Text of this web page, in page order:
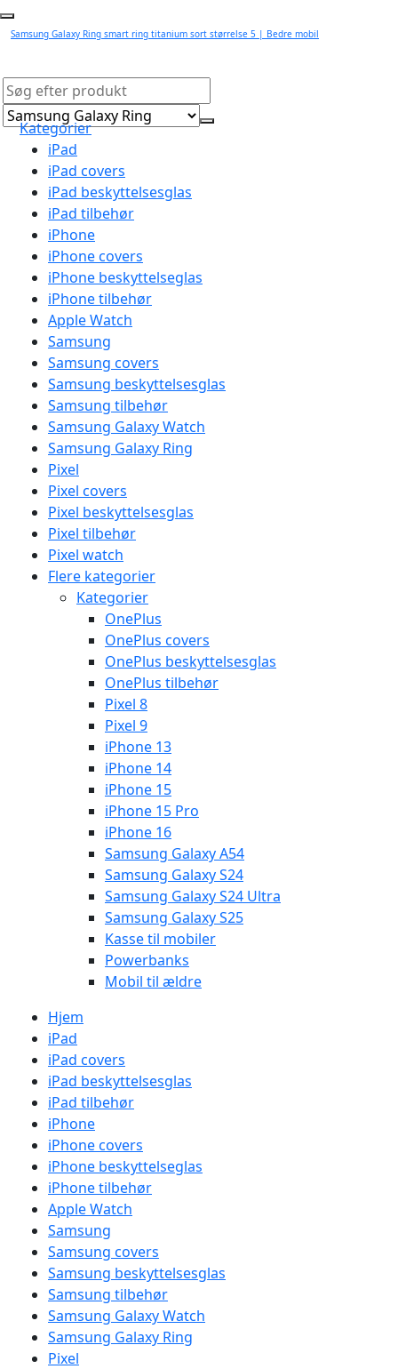
Samsung Galaxy Ring smart ring titanium sort størrelse 5 | Bedre mobil
Kategorier
iPad
iPad covers
iPad beskyttelsesglas
iPad tilbehør
iPhone
iPhone covers
iPhone beskyttelseglas
iPhone tilbehør
Apple Watch
Samsung
Samsung covers
Samsung beskyttelsesglas
Samsung tilbehør
Samsung Galaxy Watch
Samsung Galaxy Ring
Pixel
Pixel covers
Pixel beskyttelsesglas
Pixel tilbehør
Pixel watch
Flere kategorier
Kategorier
OnePlus
OnePlus covers
OnePlus beskyttelsesglas
OnePlus tilbehør
Pixel 8
Pixel 9
iPhone 13
iPhone 14
iPhone 15
iPhone 15 Pro
iPhone 16
Samsung Galaxy A54
Samsung Galaxy S24
Samsung Galaxy S24 Ultra
Samsung Galaxy S25
Kasse til mobiler
Powerbanks
Mobil til ældre
Hjem
iPad
iPad covers
iPad beskyttelsesglas
iPad tilbehør
iPhone
iPhone covers
iPhone beskyttelseglas
iPhone tilbehør
Apple Watch
Samsung
Samsung covers
Samsung beskyttelsesglas
Samsung tilbehør
Samsung Galaxy Watch
Samsung Galaxy Ring
Pixel